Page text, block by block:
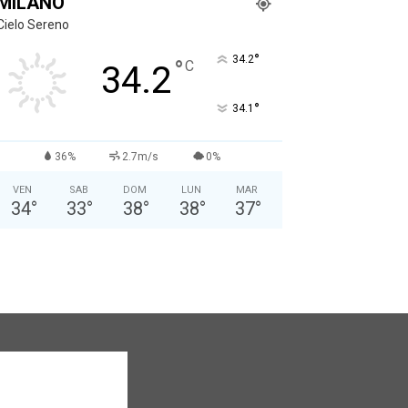
Sereno
34.2°C 34.2°
34.1 °
36% 2.7m/s 0%
VEN
34°
SAB
33°
DOM
38°
LUN
38°
MAR
37°